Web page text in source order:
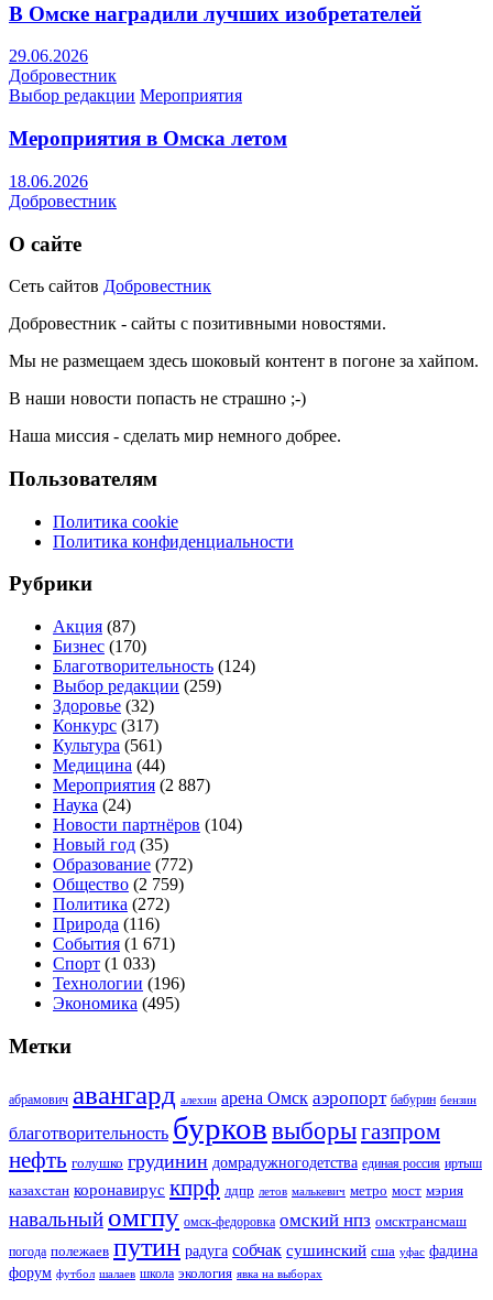
В Омске наградили лучших изобретателей
29.06.2026
Добровестник
Выбор редакции Мероприятия
Мероприятия в Омска летом
18.06.2026
Добровестник
О сайте
Сеть сайтов Добровестник
Добровестник - сайты с позитивными новостями.
Мы не размещаем здесь шоковый контент в погоне за хайпом.
В наши новости попасть не страшно ;-)
Наша миссия - сделать мир немного добрее.
Пользователям
Политика cookie
Политика конфиденциальности
Рубрики
Акция (87)
Бизнес (170)
Благотворительность (124)
Выбор редакции (259)
Здоровье (32)
Конкурс (317)
Культура (561)
Медицина (44)
Мероприятия (2 887)
Наука (24)
Новости партнёров (104)
Новый год (35)
Образование (772)
Общество (2 759)
Политика (272)
Природа (116)
События (1 671)
Спорт (1 033)
Технологии (196)
Экономика (495)
Метки
абрамович авангард алехин арена Омск аэропорт бабурин бензин
благотворительность бурков выборыгазпром
нефть голушко грудинин домрадужногодетства единая россия иртыш
казахстан коронавирус кпрф лдпр летов малькевич метро мост мэрия
навальный омгпу омск-федоровка омский нпз омсктрансмаш
погода полежаев путин радуга собчак сушинский сша уфас фадина
форум футбол шалаев школа экология явка на выборах